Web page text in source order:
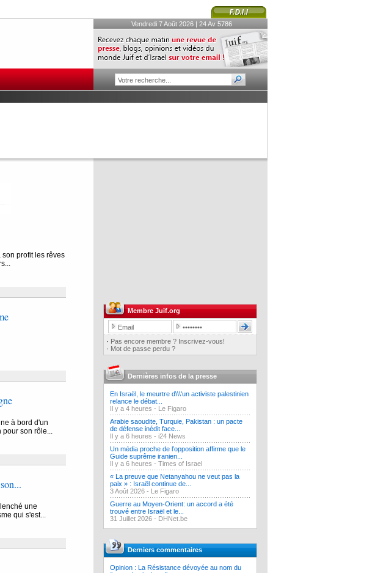
Vendredi 7 Août 2026 | 24 Av 5786
profit les rêves
à bord d'un
pour son rôle...
une
qui s'est...
Membre Juif.org
· Pas encore membre ? Inscrivez-vous!
· Mot de passe perdu ?
Dernières infos de la presse
En Israël, le meurtre d\\\'un activiste palestinien
relance le débat...
Il y a 4 heures - Le Figaro
Arabie saoudite, Turquie, Pakistan : un pacte
de défense inédit face...
Il y a 6 heures - i24 News
Un média proche de l’opposition affirme que le
Guide suprême iranien...
Il y a 6 heures - Times of Israel
« La preuve que Netanyahou ne veut pas la
paix » : Israël continue de...
3 Août 2026 - Le Figaro
Guerre au Moyen-Orient: un accord a été
trouvé entre Israël et le...
31 Juillet 2026 - DHNet.be
Derniers commentaires
Opinion : La Résistance dévoyée au nom du